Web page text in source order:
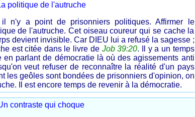
politique de l'autruche
il n'y a point de prisonniers politiques. Affirmer le
de l'autruche. Cet oiseau coureur qui se cache la
devient invisible. Car DIEU lui a refusé la sagesse ;
est citée dans le livre de Job 39:20. Il y a un temps
parlant de démocratie là où des agissements anti
veut refuser de reconnaître la réalité d'un pays
les geôles sont bondées de prisonniers d'opinion, on
Il est encore temps de revenir à la démocratie.
contraste qui choque